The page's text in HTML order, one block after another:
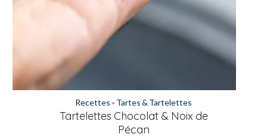
Recettes • Tartes & Tartelettes
Tartelettes Chocolat & Noix de
Pécan